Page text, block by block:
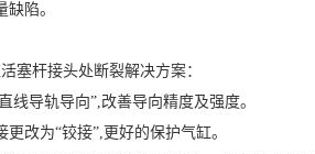
陷。
塞杆接头处断裂解决方案：
导轨导向”,改善导向精度及强度。
改为“铰接”,更好的保护气缸。